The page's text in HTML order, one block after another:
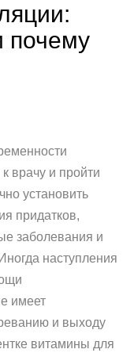
почему
врачу и пройти
установить
придатков,
заболевания и
наступления
имеет
и выходу
витамины для